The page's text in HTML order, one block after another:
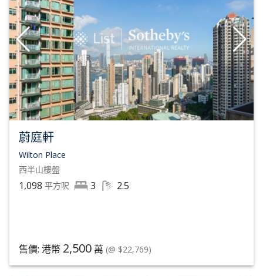
蔚庭軒
Wilton Place
西半山樓盤
1,098 平方呎 3 2.5
售價: 港幣 2,500 萬 (@ $22,769)